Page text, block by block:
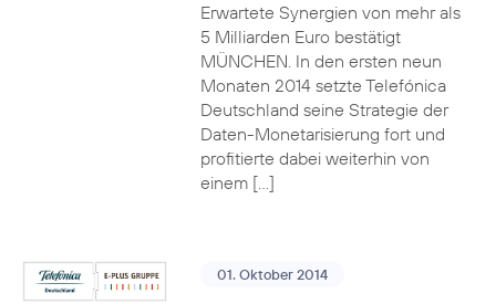
Erwartete Synergien von mehr als
5 Milliarden Euro bestätigt
MÜNCHEN. In den ersten neun
Monaten 2014 setzte Telefónica
Deutschland seine Strategie der
Daten-Monetarisierung fort und
profitierte dabei weiterhin von
einem […]
01. Oktober 2014